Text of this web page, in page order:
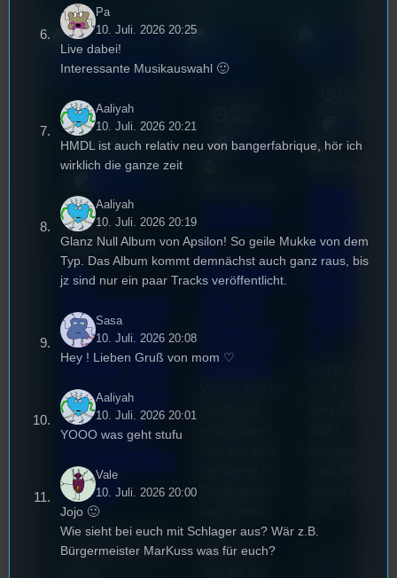
mic Stufu-Sporttalk
[S1/E15]
3. August 2026
Festivals ,
Sao-Mai Sol
44.
Stummfil
mwoche
2026: Ein
Interview
mit der
iterin
Die
Stummfilmwoche in
Regensburg ist das
Allgemein
o
Kollekt
sburg
Fragen
beleuchtet
Stufu
Pa
10. Juli. 2026 20:25
Live dabei!
Interessante Musikauswahl 🙂
Aaliyah
10. Juli. 2026 20:21
HMDL ist auch relativ neu von bangerfabrique, hör ich
wirklich die ganze zeit
Aaliyah
10. Juli. 2026 20:19
Glanz Null Album von Apsilon! So geile Mukke von dem
Typ. Das Album kommt demnächst auch ganz raus, bis
jz sind nur ein paar Tracks veröffentlicht.
Sasa
10. Juli. 2026 20:08
Hey ! Lieben Gruß von mom ♡
Aaliyah
10. Juli. 2026 20:01
YOOO was geht stufu
Vale
10. Juli. 2026 20:00
Jojo 🙂
Wie sieht bei euch mit Schlager aus? Wär z.B.
Bürgermeister MarKuss was für euch?